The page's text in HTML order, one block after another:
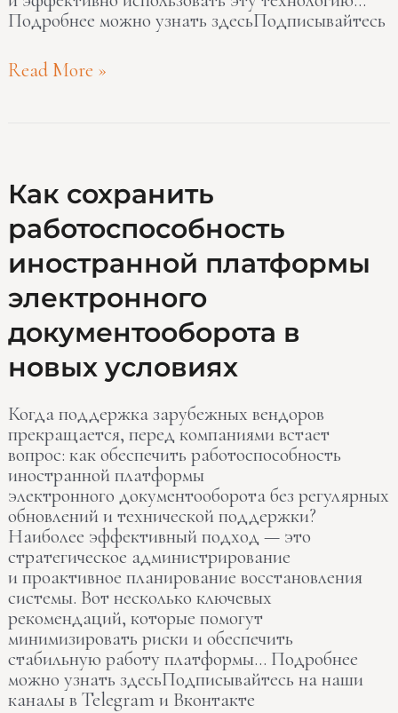
Подробнее можно узнать здесьПодписывайтесь
Read More »
Как сохранить
работоспособность
иностранной платформы
электронного
документооборота в
новых условиях
Когда поддержка зарубежных вендоров
прекращается, перед компаниями встает
вопрос: как обеспечить работоспособность
иностранной платформы
электронного документооборота без регулярных
обновлений и технической поддержки?
Наиболее эффективный подход — это
стратегическое администрирование
и проактивное планирование восстановления
системы. Вот несколько ключевых
рекомендаций, которые помогут
минимизировать риски и обеспечить
стабильную работу платформы… Подробнее
можно узнать здесьПодписывайтесь на наши
каналы в Telegram и Вконтакте
Как
сохранить
работоспособность
иностранной
платформы
электронного
документооборота
в
новых
условиях